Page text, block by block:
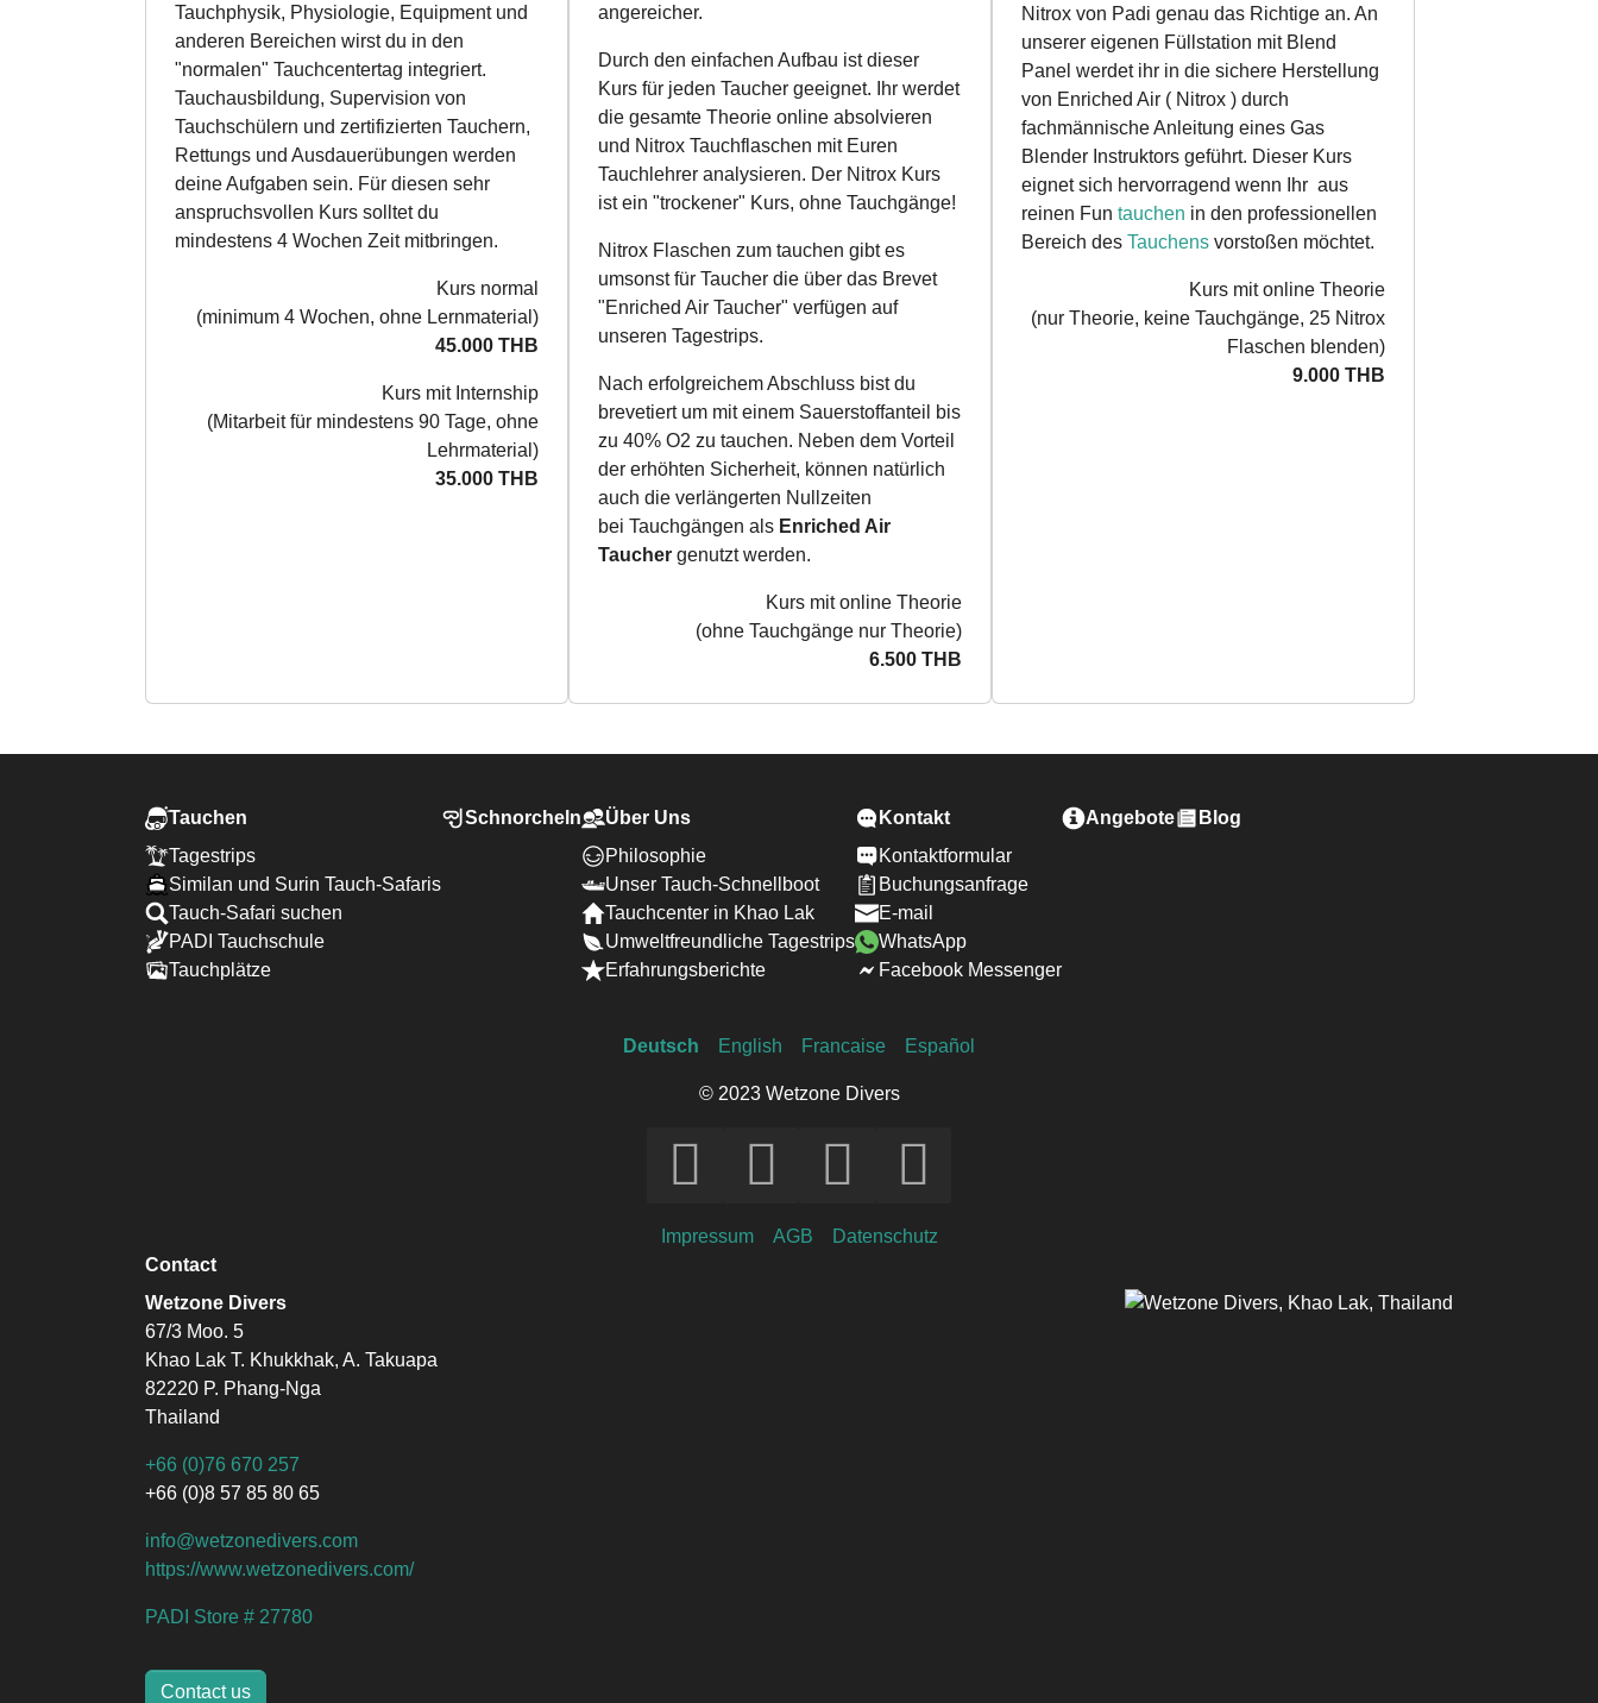
Tauchphysik, Physiologie, Equipment und
anderen Bereichen wirst du in den
"normalen" Tauchcentertag integriert.
Tauchausbildung, Supervision von
Tauchschülern und zertifizierten Tauchern,
Rettungs und Ausdauerübungen werden
deine Aufgaben sein. Für diesen sehr
anspruchsvollen Kurs solltet du
mindestens 4 Wochen Zeit mitbringen.
Kurs normal
(minimum 4 Wochen, ohne Lernmaterial)
45.000 THB
Kurs mit Internship
(Mitarbeit für mindestens 90 Tage, ohne
Lehrmaterial)
35.000 THB
angereicher.
Durch den einfachen Aufbau ist dieser
Kurs für jeden Taucher geeignet. Ihr werdet
die gesamte Theorie online absolvieren
und Nitrox Tauchflaschen mit Euren
Tauchlehrer analysieren. Der Nitrox Kurs
ist ein "trockener" Kurs, ohne Tauchgänge!
Nitrox Flaschen zum tauchen gibt es
umsonst für Taucher die über das Brevet
"Enriched Air Taucher" verfügen auf
unseren Tagestrips.
Nach erfolgreichem Abschluss bist du
brevetiert um mit einem Sauerstoffanteil bis
zu 40% O2 zu tauchen. Neben dem Vorteil
der erhöhten Sicherheit, können natürlich
auch die verlängerten Nullzeiten
bei Tauchgängen als Enriched Air
Taucher genutzt werden.
Kurs mit online Theorie
(ohne Tauchgänge nur Theorie)
6.500 THB
Nitrox von Padi genau das Richtige an. An
unserer eigenen Füllstation mit Blend
Panel werdet ihr in die sichere Herstellung
von Enriched Air ( Nitrox ) durch
fachmännische Anleitung eines Gas
Blender Instruktors geführt. Dieser Kurs
eignet sich hervorragend wenn Ihr aus
reinen Fun tauchen in den professionellen
Bereich des Tauchens vorstoßen möchtet.
Kurs mit online Theorie
(nur Theorie, keine Tauchgänge, 25 Nitrox
Flaschen blenden)
9.000 THB
Tauchen
Tagestrips
Similan und Surin Tauch-Safaris
Tauch-Safari suchen
PADI Tauchschule
Tauchplätze
Schnorcheln
Über Uns
Philosophie
Unser Tauch-Schnellboot
Tauchcenter in Khao Lak
Umweltfreundliche Tagestrips
Erfahrungsberichte
Kontakt
Kontaktformular
Buchungsanfrage
E-mail
WhatsApp
Facebook Messenger
Angebote Blog
Deutsch English Francaise Español
© 2023 Wetzone Divers
Impressum AGB
Datenschutz
Contact
Wetzone Divers
67/3 Moo. 5
Khao Lak T. Khukkhak, A. Takuapa
82220 P. Phang-Nga
Thailand
+66 (0)76 670 257
+66 (0)8 57 85 80 65
info@wetzonedivers.com
https://www.wetzonedivers.com/
PADI Store # 27780
Contact us